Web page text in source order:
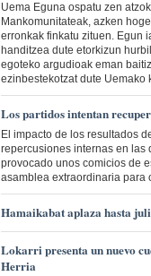
Uema Eguna ospatu zen
Mankomunitateak, azken
erronkak finkatu zituen. Egun
handitzea dute etorkizun
egoteko argudioak eman
ezinbestekotzat dute
Los partidos intentan
El impacto de los resultados
repercusiones internas en las
provocado unos comicios de
asamblea extraordinaria para
Hamaikabat aplaza hasta
Lokarri presenta un nuevo
Herria